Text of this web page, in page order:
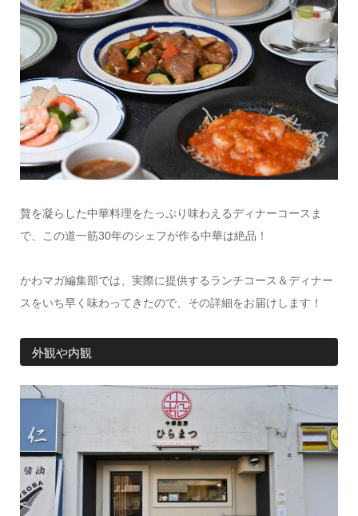
贅を凝らした中華料理をたっぷり味わえるディナーコースま
で、この道一筋30年のシェフが作る中華は絶品！
かわマガ編集部では、実際に提供するランチコース＆ディナー
スをいち早く味わってきたので、その詳細をお届けします！
外観や内観